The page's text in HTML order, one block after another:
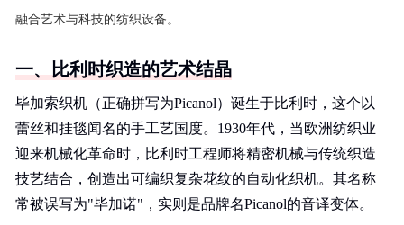
融合艺术与科技的纺织设备。
一、比利时织造的艺术结晶
毕加索织机（正确拼写为Picanol）诞生于比利时，这个以
蕾丝和挂毯闻名的手工艺国度。1930年代，当欧洲纺织业
迎来机械化革命时，比利时工程师将精密机械与传统织造
技艺结合，创造出可编织复杂花纹的自动化织机。其名称
常被误写为"毕加诺"，实则是品牌名Picanol的音译变体。